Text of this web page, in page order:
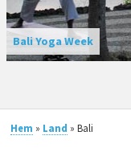
Bali Yoga Week
Hem » Land » Bali